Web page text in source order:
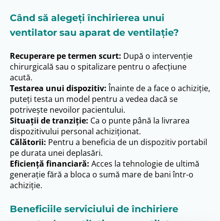
Când să alegeți închirierea unui
ventilator sau aparat de ventilație?
Recuperare pe termen scurt: După o intervenție
chirurgicală sau o spitalizare pentru o afecțiune
acută.
Testarea unui dispozitiv:Înainte de a face o achiziție,
puteți testa un model pentru a vedea dacă se
potrivește nevoilor pacientului.
Situații de tranziție: Ca o punte până la livrarea
dispozitivului personal achiziționat.
Călătorii: Pentru a beneficia de un dispozitiv portabil
pe durata unei deplasări.
Eficiență financiară: Acces la tehnologie de ultimă
generație fără a bloca o sumă mare de bani într-o
achiziție.
Beneficiile serviciului de închiriere